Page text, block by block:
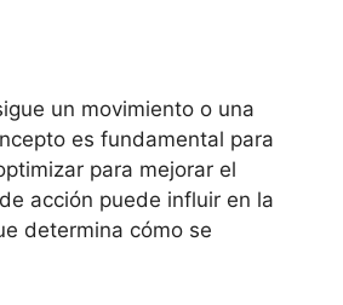
un movimiento o una
es fundamental para
para mejorar el
acción puede influir en la
determina cómo se